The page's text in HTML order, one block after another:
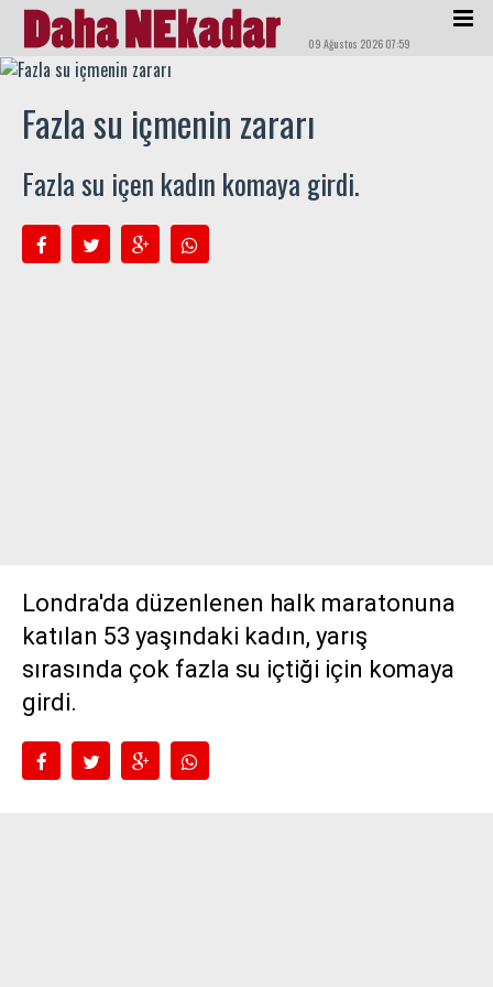
09 Ağustos 2026 07:59
Fazla su içmenin zararı
Fazla su içen kadın komaya girdi.
Londra'da düzenlenen halk maratonuna
katılan 53 yaşındaki kadın, yarış
sırasında çok fazla su içtiği için komaya
girdi.